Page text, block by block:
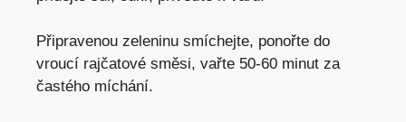
Připravenou zeleninu smíchejte, ponořte do
vroucí rajčatové směsi, vařte 50-60 minut za
častého míchání.